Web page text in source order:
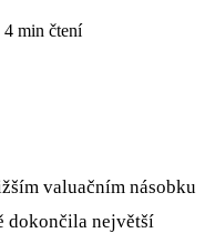
4 min čtení
valuačním násobku
dokončila největší